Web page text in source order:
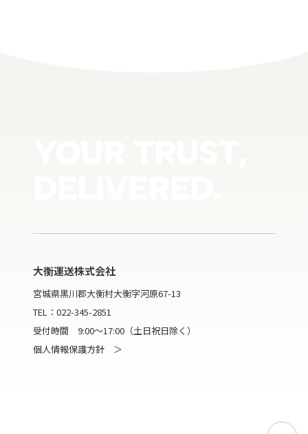
大衡運送株式会社
宮城県黒川郡大衡村大衡字河原67-13
TEL： 022-345-2851
受付時間 9:00～17:00（土日祝日除く）
個人情報保護方針 ＞